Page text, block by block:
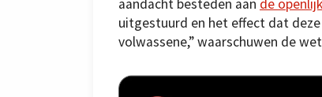
aandacht besteden aan de
uitgestuurd en het effect dat
volwassene,” waarschuwen de